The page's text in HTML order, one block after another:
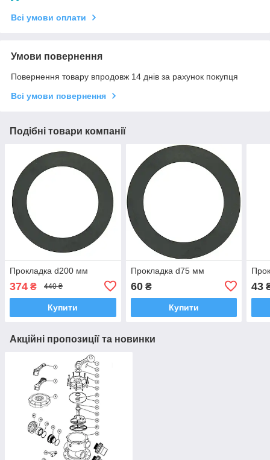
Всі умови оплати
Умови повернення
Повернення товару впродовж 14 днів за рахунок покупця
Всі умови повернення
Подібні товари компанії
Прокладка d200 мм
374 ₴ 440 ₴
Купити
Прокладка d75 мм
60₴
Купити
43
Акційні пропозиції та новинки